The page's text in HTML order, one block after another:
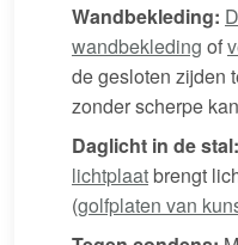
Wandbekleding:
wandbekleding of
de gesloten zijden
zonder scherpe
Daglicht in de stal:
lichtplaatbrengt
(golfplaten van